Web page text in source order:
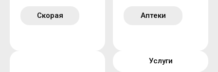
Скорая Аптеки
Услуги